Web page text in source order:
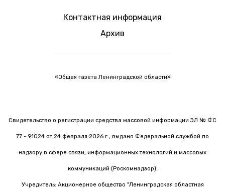
Контактная информация
Архив
«Общая газета Ленинградской области»
Свидетельство о регистрации средства массовой информации ЭЛ № ФС
77 - 91024 от 24 февраля 2026 г., выдано Федеральной службой по
надзору в сфере связи, информационных технологий и массовых
коммуникаций (Роскомнадзор).
Учредитель: Акционерное общество "Ленинградская областная